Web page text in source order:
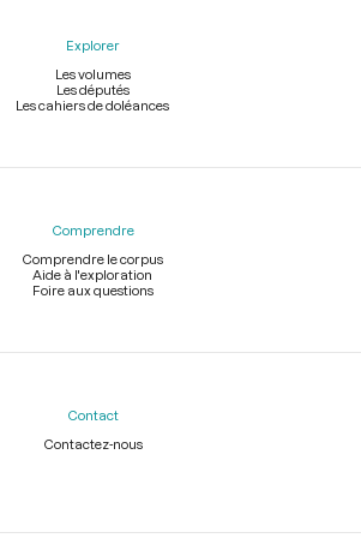
Explorer
Les volumes
Les députés
Les cahiers de doléances
Comprendre
Comprendre le corpus
Aide à l'exploration
Foire aux questions
Contact
Contactez-nous